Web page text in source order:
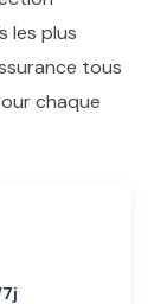
les plus
tous
chaque